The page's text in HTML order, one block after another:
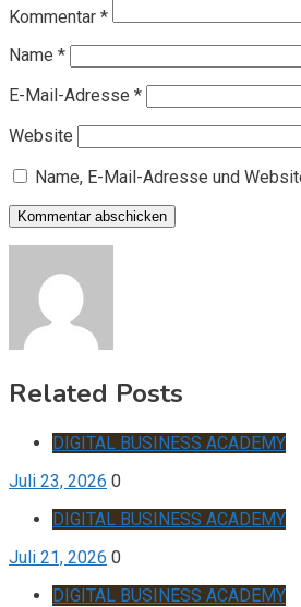
Kommentar *
Name *
E-Mail-Adresse *
Website
Name, E-Mail-Adresse und
Related Posts
DIGITAL BUSINESS ACADEMY
Juli 23, 2026 0
DIGITAL BUSINESS ACADEMY
Juli 21, 2026 0
DIGITAL BUSINESS ACADEMY